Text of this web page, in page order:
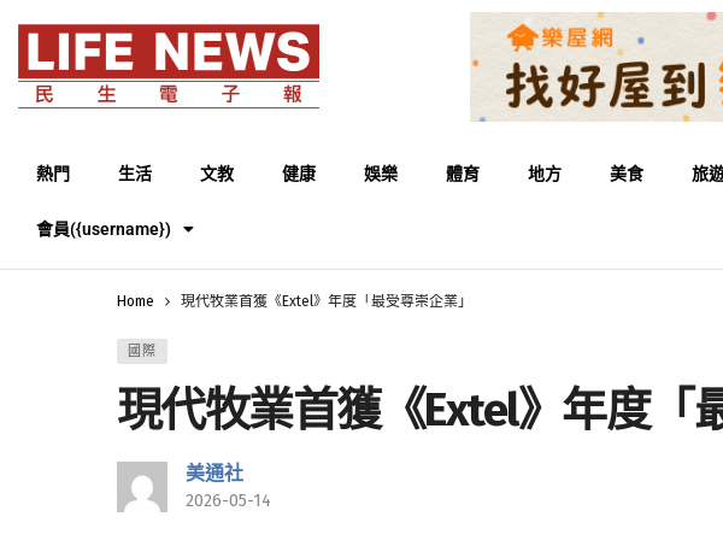
熱門 生活 文教 健康 娛樂 體育 地方 美食 旅
會員({username})
Home 現代牧業首獲《Extel》年度「最受尊崇企業」
國際
現代牧業首獲《Extel》年度「
美通社
2026-05-14